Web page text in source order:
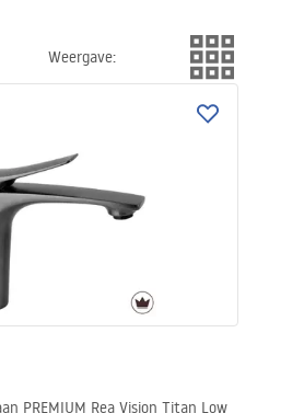
Weergave:
PREMIUM Rea Vision Titan Low